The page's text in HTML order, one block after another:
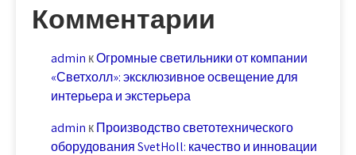
Комментарии
admin кОгромные светильники от компании
«Светхолл»: эксклюзивное освещение для
интерьера и экстерьера
admin кПроизводство светотехнического
оборудования SvetHoll: качество и инновации